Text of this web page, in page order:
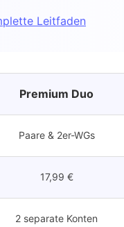
Leitfaden
Premium Duo
Paare & 2er-WGs
17,99 €
2 separate Konten